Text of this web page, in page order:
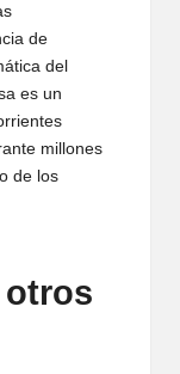
de
del
es un
millones
de los